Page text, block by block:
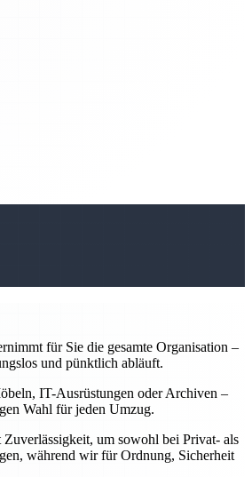
für Sie die gesamte Organisation –
und pünktlich abläuft.
IT-Ausrüstungen oder Archiven –
Wahl für jeden Umzug.
um sowohl bei Privat- als
während wir für Ordnung, Sicherheit